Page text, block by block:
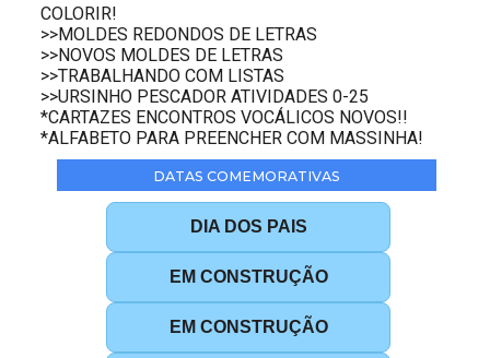
COLORIR!
>>MOLDES REDONDOS DE LETRAS
>>NOVOS MOLDES DE LETRAS
>>TRABALHANDO COM LISTAS
>>URSINHO PESCADOR ATIVIDADES 0-25
*CARTAZES ENCONTROS VOCÁLICOS NOVOS!!
*ALFABETO PARA PREENCHER COM MASSINHA!
DATAS COMEMORATIVAS
DIA DOS PAIS
EM CONSTRUÇÃO
EM CONSTRUÇÃO